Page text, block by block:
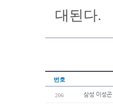
대된다.
번호
206 삼성 이성